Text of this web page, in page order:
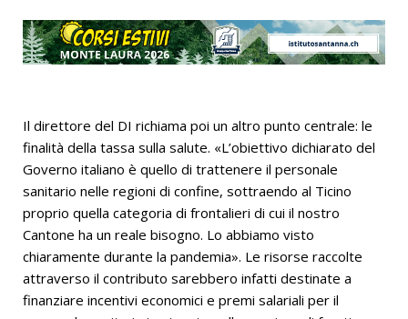
Il direttore del DI richiama poi un altro punto centrale: le
finalità della tassa sulla salute. «L’obiettivo dichiarato del
Governo italiano è quello di trattenere il personale
sanitario nelle regioni di confine, sottraendo al Ticino
proprio quella categoria di frontalieri di cui il nostro
Cantone ha un reale bisogno. Lo abbiamo visto
chiaramente durante la pandemia». Le risorse raccolte
attraverso il contributo sarebbero infatti destinate a
finanziare incentivi economici e premi salariali per il